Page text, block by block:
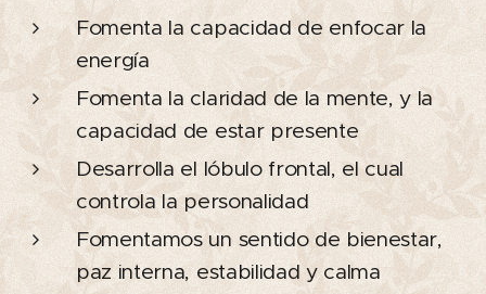
Fomenta la capacidad de enfocar la
energía
Fomenta la claridad de la mente, y la
capacidad de estar presente
Desarrolla el lóbulo frontal, el cual
controla la personalidad
Fomentamos un sentido de bienestar,
paz interna, estabilidad y calma